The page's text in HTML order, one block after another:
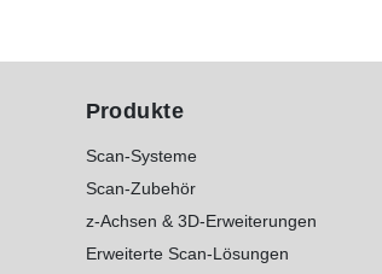
Produkte
Scan-Systeme
Scan-Zubehör
z-Achsen & 3D-Erweiterungen
Erweiterte Scan-Lösungen